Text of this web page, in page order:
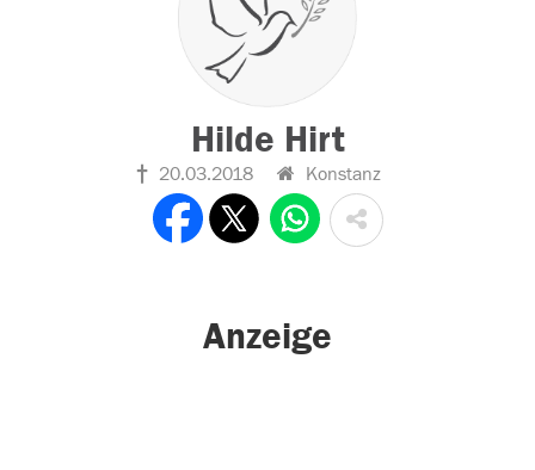
Hilde Hirt
20.03.2018 Konstanz
Anzeige